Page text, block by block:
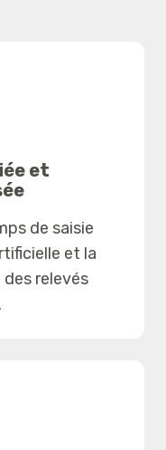
et
de saisie
et la
relevés